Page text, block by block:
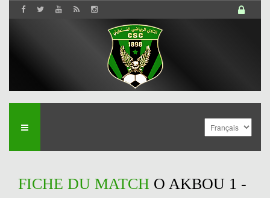
FICHE DU MATCH O AKBOU 1 -